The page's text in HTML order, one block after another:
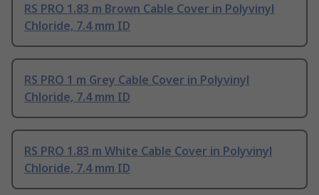
RS PRO 1.83 m Brown Cable Cover in Polyvinyl
Chloride, 7.4 mm ID
RS PRO 1 m Grey Cable Cover in Polyvinyl
Chloride, 7.4 mm ID
RS PRO 1.83 m White Cable Cover in Polyvinyl
Chloride, 7.4 mm ID